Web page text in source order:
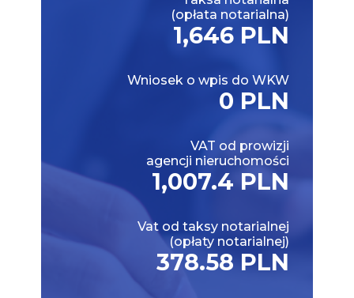
(opłata notarialna)
1,646 PLN
Wniosek o wpis do WKW
0 PLN
VAT od prowizji
agencji nieruchomości
1,007.4 PLN
Vat od taksy notarialnej
(opłaty notarialnej)
378.58 PLN